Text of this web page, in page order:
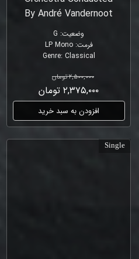
By André Vandernoot
وضعیت:
G
فرمت:
LP Mono
Genre: Classical
۲,۵۰۰,۰۰۰ تومان
۲,۳۷۵,۰۰۰ تومان
افزودن به سبد خرید
Single